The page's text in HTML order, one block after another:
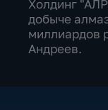
Холдинг
добыче
миллиардов
Андреев.